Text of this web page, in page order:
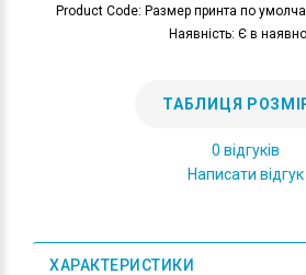
Product Code: Размер принта по
Наявність: Є в
ТАБЛИЦЯ
0 відгуків
Написати відгук
ХАРАКТЕРИСТИКИ